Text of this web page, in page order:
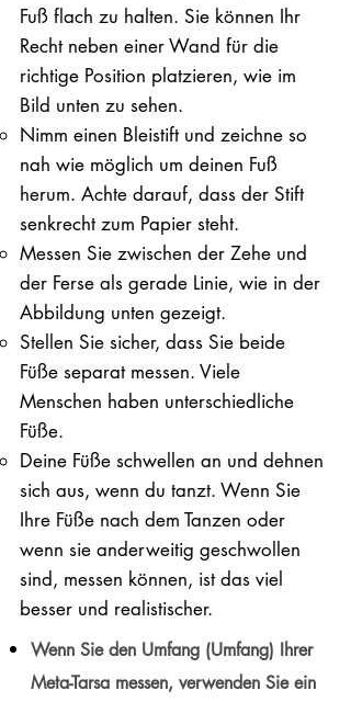
Fuß flach zu halten. Sie können Ihr
Recht neben einer Wand für die
richtige Position platzieren, wie im
Bild unten zu sehen.
Nimm einen Bleistift und zeichne so
nah wie möglich um deinen Fuß
herum. Achte darauf, dass der Stift
senkrecht zum Papier steht.
Messen Sie zwischen der Zehe und
der Ferse als gerade Linie, wie in der
Abbildung unten gezeigt.
Stellen Sie sicher, dass Sie beide
Füße separat messen. Viele
Menschen haben unterschiedliche
Füße.
Deine Füße schwellen an und dehnen
sich aus, wenn du tanzt. Wenn Sie
Ihre Füße nach dem Tanzen oder
wenn sie anderweitig geschwollen
sind, messen können, ist das viel
besser und realistischer.
Wenn Sie den Umfang (Umfang) Ihrer
Meta-Tarsa messen, verwenden Sie ein